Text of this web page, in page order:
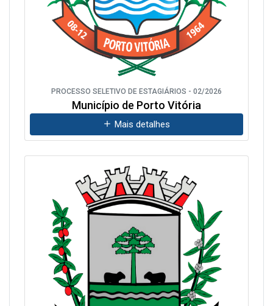
PROCESSO SELETIVO DE ESTAGIÁRIOS - 02/2026
Município de Porto Vitória
Mais detalhes